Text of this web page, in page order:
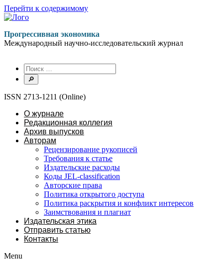
Перейти к содержимому
Прогрессивная экономика
Международный научно-исследовательский журнал
ISSN 2713-1211 (Online)
О журнале
Редакционная коллегия
Архив выпусков
Авторам
Рецензирование рукописей
Требования к статье
Издательские расходы
Коды JEL-classification
Авторские права
Политика открытого доступа
Политика раскрытия и конфликт интересов
Заимствования и плагиат
Издательская этика
Отправить статью
Контакты
Menu